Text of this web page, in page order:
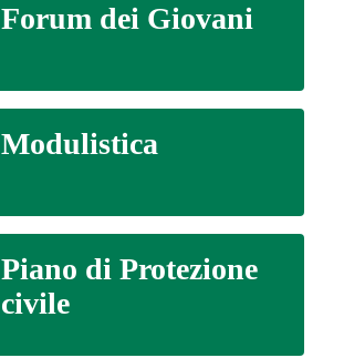
Forum dei Giovani
Modulistica
Piano di Protezione
civile